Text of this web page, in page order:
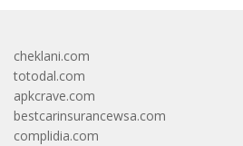
cheklani.com
totodal.com
apkcrave.com
bestcarinsurancewsa.com
complidia.com